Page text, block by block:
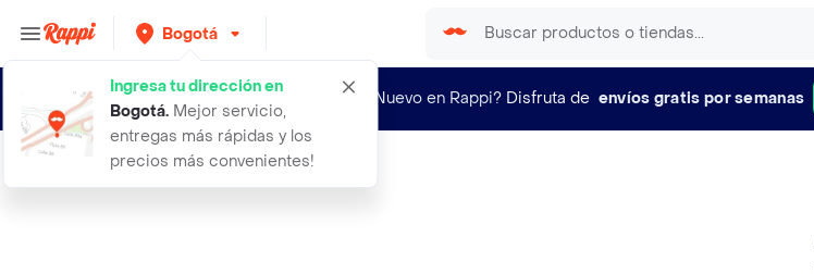
Bogotá
Ingresa tu dirección en
Bogotá. Mejor servicio,
entregas más rápidas y los
precios más convenientes!
¿Nuevo en Rappi? Disfruta de envíos gratis por semanas
aceite comestible caliente para sex